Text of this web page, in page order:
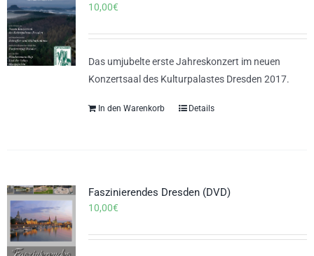
10,00€
Das umjubelte erste Jahreskonzert im neuen
Konzertsaal des Kulturpalastes Dresden 2017.
In den Warenkorb Details
Faszinierendes Dresden (DVD)
10,00€